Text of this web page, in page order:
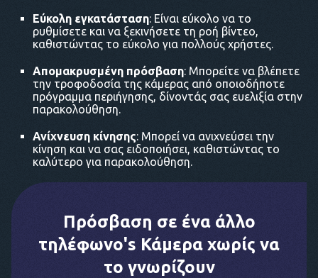
Εύκολη εγκατάσταση: Είναι εύκολο να το
ρυθμίσετε και να ξεκινήσετε τη ροή βίντεο,
καθιστώντας το εύκολο για πολλούς χρήστες.
Απομακρυσμένη πρόσβαση: Μπορείτε να βλέπετε
την τροφοδοσία της κάμερας από οποιοδήποτε
πρόγραμμα περιήγησης, δίνοντάς σας ευελιξία στην
παρακολούθηση.
Ανίχνευση κίνησης: Μπορεί να ανιχνεύσει την
κίνηση και να σας ειδοποιήσει, καθιστώντας το
καλύτερο για παρακολούθηση.
Πρόσβαση σε ένα άλλο
τηλέφωνο's Κάμερα χωρίς να
το γνωρίζουν